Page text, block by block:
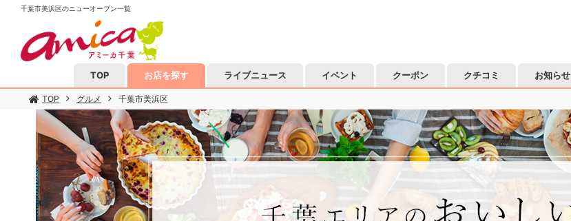
千葉市美浜区のニューオープン一覧
TOP お店を探す ライブニュース イベント クーポン クチコミ お知らせ
TOP グルメ 千葉市美浜区